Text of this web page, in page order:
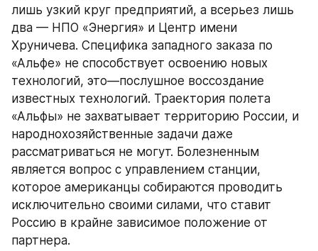
лишь узкий круг предприятий, а всерьез лишь
два — НПО «Энергия» и Центр имени
Хруничева. Специфика западного заказа по
«Альфе» не способствует освоению новых
технологий, это—послушное воссоздание
известных технологий. Траектория полета
«Альфы» не захватывает территорию России, и
народнохозяйственные задачи даже
рассматриваться не могут. Болезненным
является вопрос с управлением станции,
которое американцы собираются проводить
исключительно своими силами, что ставит
Россию в крайне зависимое положение от
партнера.